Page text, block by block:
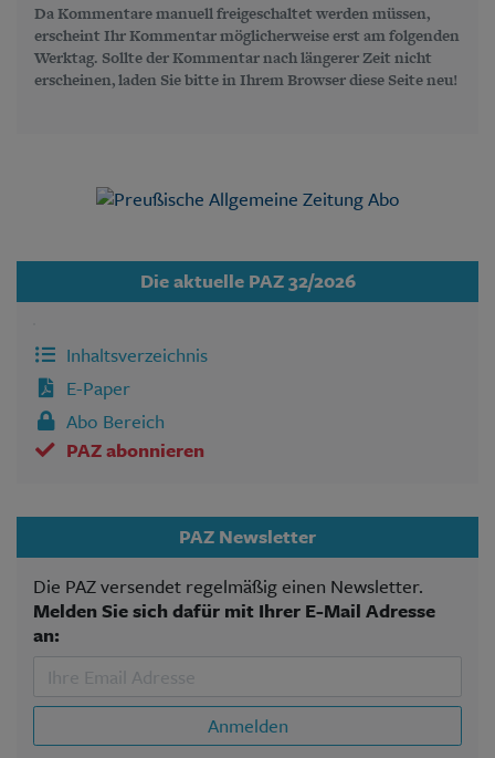
Da Kommentare manuell freigeschaltet werden müssen,
erscheint Ihr Kommentar möglicherweise erst am folgenden
Werktag. Sollte der Kommentar nach längerer Zeit nicht
erscheinen, laden Sie bitte in Ihrem Browser diese Seite neu!
Die aktuelle PAZ 32/2026
Inhaltsverzeichnis
E-Paper
Abo Bereich
PAZ abonnieren
PAZ Newsletter
Die PAZ versendet regelmäßig einen Newsletter.
Melden Sie sich dafür mit Ihrer E-Mail Adresse
an:
Anmelden